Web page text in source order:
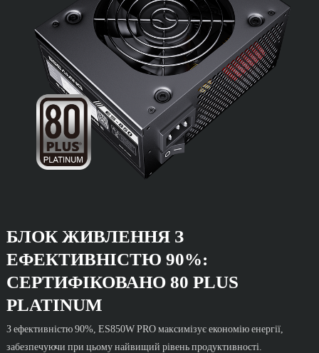
БЛОК ЖИВЛЕННЯ З
ЕФЕКТИВНІСТЮ 90%:
СЕРТИФІКОВАНО 80 PLUS
PLATINUM
З ефективністю 90%, ES850W PRO максимізує економію енергії,
забезпечуючи при цьому найвищий рівень продуктивності.